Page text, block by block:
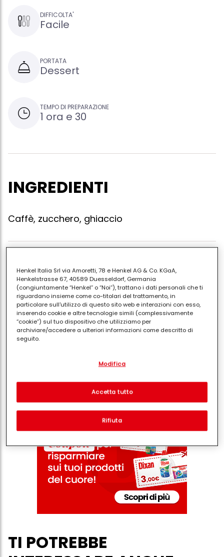
DIFFICOLTA'
Facile
PORTATA
Dessert
TEMPO DI PREPARAZIONE
1 ora e 30
INGREDIENTI
Caffè, zucchero, ghiaccio
zucchero e 3 cubetti di ghiaccio. shakerare per 20
secondi e servire.
Condividi
TI POTREBBE
Henkel Italia Srl via Amoretti, 78 e Henkel AG & Co. KGaA,
Henkelstrasse 67, 40589 Duesseldorf, Germania
(congiuntamente “Henkel” o “Noi”), trattano i dati personali che ti
riguardano insieme come co-titolari del trattamento, in
particolare sull'utilizzo di questo sito web e interazioni con esso,
inserendo cookie e altre tecnologie simili (complessivamente
“cookie”) sul tuo dispositivo che utilizziamo per
archiviare/accedere a ulteriori informazioni come descritto di
seguito.
separati o co-titolari come indicato nella nostra Informativa sulla
pixel, impronte digitali e tecnologie simili" utilizzeremo anche
cookie ed elaboreremo i dati relativi a te per
di questo sito Web e le tue interazioni commerciali con noi
(rispettivamente dell'azienda per cui lavori) per) e su tale base
conservare le nostre informazioni sulle entità commerciali e
creare profili individuali su di te che potrebbero essere arricchiti
con dati ottenuti da terze parti e altri siti Web. Utilizziamo questi
profili per scopi di marketing personalizzato, in particolare per
visualizzare annunci pubblicitari che potrebbero interessarti
(basati, ad esempio, sui tuoi interessi identificati) su questo sito
web e altri media (di terzi) tramite i dispositivi assegnati a te o
nella nostra Informativa sulla protezione dei dati collegata nel piè
Modifica
Rifiuta
Accetta tutto